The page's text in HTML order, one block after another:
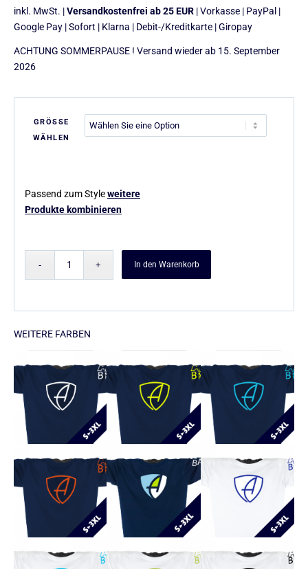
inkl. MwSt. |Versandkostenfrei ab 25 EUR | Vorkasse | PayPal |
Google Pay | Sofort | Klarna | Debit-/Kreditkarte | Giropay
ACHTUNG SOMMERPAUSE ! Versand wieder ab 15. September
2026
GRÖSSE
WÄHLEN
Passend zum Styleweitere
Produkte kombinieren
In den Warenkorb
WEITERE FARBEN